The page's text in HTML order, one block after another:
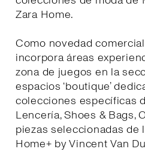
Zara Home.
Como novedad
incorpora áreas
zona de juegos en la
espacios ‘boutique’
colecciones específicas
Lencería, Shoes & Bags,
piezas seleccionadas de
Home+ by Vincent Van